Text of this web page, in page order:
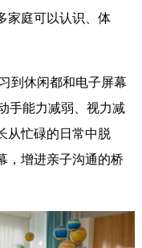
家庭可以认识、体
到休闲都和电子屏幕
手能力减弱、视力减
从忙碌的日常中脱
，增进亲子沟通的桥